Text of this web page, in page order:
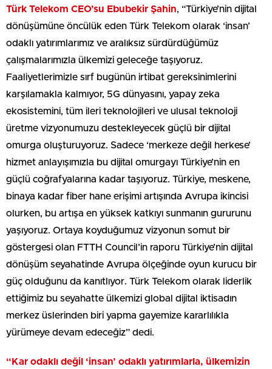
Türk Telekom CEO’su Ebubekir Şahin, “Türkiye’nin dijital
dönüşümüne öncülük eden Türk Telekom olarak ‘insan’
odaklı yatırımlarımız ve aralıksız sürdürdüğümüz
çalışmalarımızla ülkemizi geleceğe taşıyoruz.
Faaliyetlerimizle sırf bugünün irtibat gereksinimlerini
karşılamakla kalmıyor, 5G dünyasını, yapay zeka
ekosistemini, tüm ileri teknolojileri ve ulusal teknoloji
üretme vizyonumuzu destekleyecek güçlü bir dijital
omurga oluşturuyoruz. Sadece ‘merkeze değil herkese’
hizmet anlayışımızla bu dijital omurgayı Türkiye’nin en
güçlü coğrafyalarına kadar taşıyoruz. Türkiye, meskene,
binaya kadar fiber hane erişimi artışında Avrupa ikincisi
olurken, bu artışa en yüksek katkıyı sunmanın gururunu
yaşıyoruz. Ortaya koyduğumuz vizyonun somut bir
göstergesi olan FTTH Council’in raporu Türkiye’nin dijital
dönüşüm seyahatinde Avrupa ölçeğinde oyun kurucu bir
güç olduğunu da kanıtlıyor. Türk Telekom olarak liderlik
ettiğimiz bu seyahatte ülkemizi global dijital iktisadın
merkez üslerinden biri yapma gayemize kararlılıkla
yürümeye devam edeceğiz” dedi.
“Kar odaklı değil ‘insan’ odaklı yatırımlarla, ülkemizin